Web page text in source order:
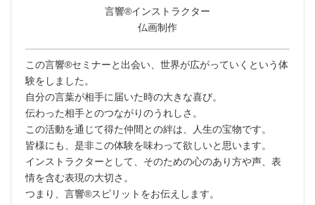
言響®︎インストラクター
仏画制作
この言響®︎セミナーと出会い、世界が広がっていくという体
験をしました。
自分の言葉が相手に届いた時の大きな喜び。
伝わった相手とのつながりのうれしさ。
この活動を通じて得た仲間との絆は、人生の宝物です。
皆様にも、是非この体験を味わって欲しいと思います。
インストラクターとして、そのための心のあり方や声、表
情を含む表現の大切さ。
つまり、言響®︎スピリットをお伝えします。